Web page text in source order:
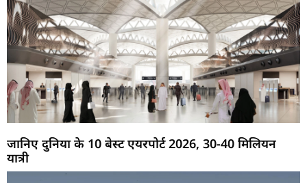
जानिए दुनिया के 10 बेस्ट एयरपोर्ट 2026, 30-40 मिलियन
यात्री